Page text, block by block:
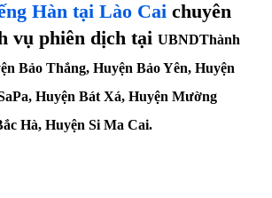
Hàn tại Lào Cai chuyên
vụ phiên dịch tại UBNDThành
Bảo Thắng, Huyện Bảo Yên, Huyện
Huyện Bát Xá, Huyện Mường
Hà, Huyện Si Ma Cai.